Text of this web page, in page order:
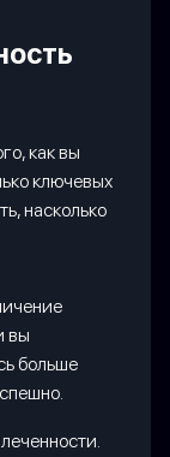
как вы
ключевых
насколько
вы
больше